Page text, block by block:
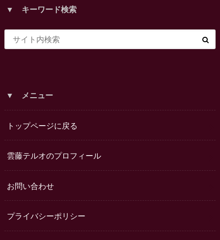
▼ キーワード検索
▼ メニュー
トップページに戻る
雲藤テルオのプロフィール
お問い合わせ
プライバシーポリシー